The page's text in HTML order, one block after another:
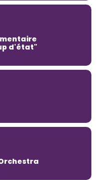
d'état"